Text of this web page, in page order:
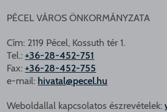
PÉCEL VÁROS ÖNKORMÁNYZATA
Cím: 2119 Pécel, Kossuth tér 1.
Tel.:+36-28-452-751
Fax:+36-28-452-755
e-mail: hivatal@pecel.hu
Weboldallal kapcsolatos észrevételek: